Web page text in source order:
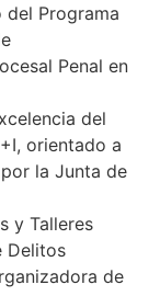
Programa
Penal en
del
orientado a
la Junta de
y Talleres
Delitos
de